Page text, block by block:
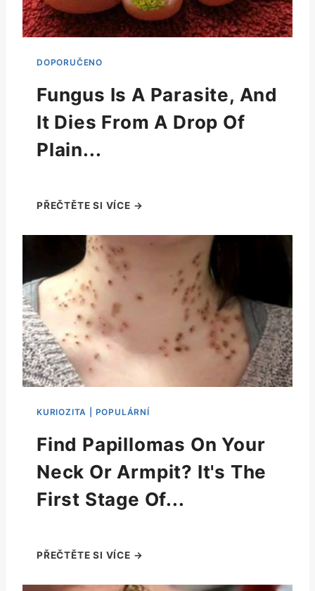
Fungus Is A Parasite, And
It Dies From A Drop Of
Plain...
Find Papillomas On Your
Neck Or Armpit? It's The
First Stage Of...